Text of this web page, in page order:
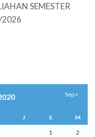
SEMESTER
2026
J S M
1 2
Sep »